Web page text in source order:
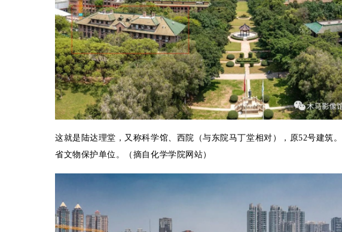
这就是陆达理堂，又称科学馆、西院（与东院马丁堂相对），原52号建筑。
省文物保护单位 。 （摘自化学学院网站）